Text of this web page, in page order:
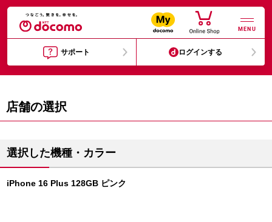
MENU
サポート ログインする
店舗の選択
選択した機種・カラー
iPhone 16 Plus 128GB ピンク